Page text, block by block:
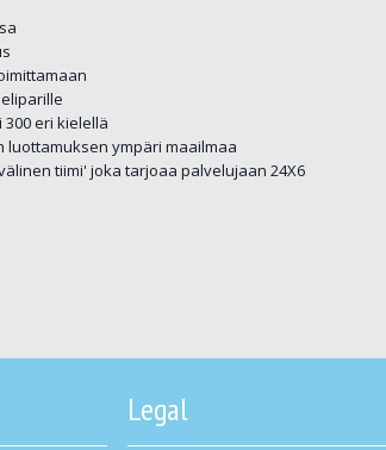
eri kielellä
luottamuksen ympäri maailmaa
tiimi' joka tarjoaa palvelujaan 24X6
Legal